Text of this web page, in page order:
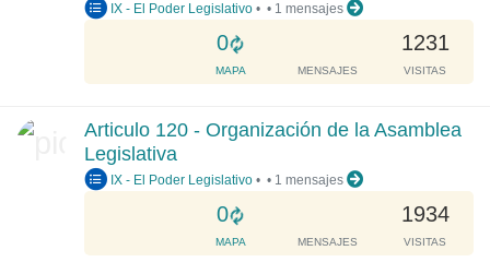
g
.
.
.
IX - El Poder Legislativo •
0
L
o
a
i
g
.
.
.
MAPA MENSAJES
1231
VISITAS
• 1 mensajes
Articulo 120 - Organización de la Asamblea
Legislativa
IX - El Poder Legislativo •
0
L
o
a
MAPA MENSAJES
1934
VISITAS
• 1 mensajes